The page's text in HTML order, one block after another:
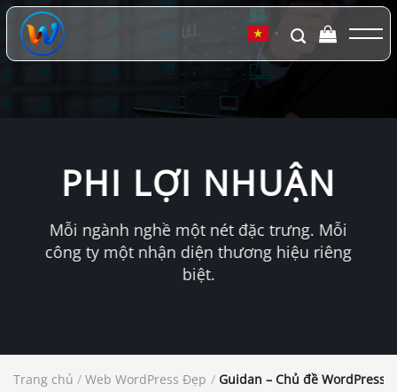
Chuyển
đến
dung
▼
PHI LỢI NHUẬN
Mỗi ngành nghề một nét đặc trưng. Mỗi
công ty một nhận diện thương hiệu riêng
biệt.
Trang chủ / Web WordPress Đẹp / Guidan – Chủ đề